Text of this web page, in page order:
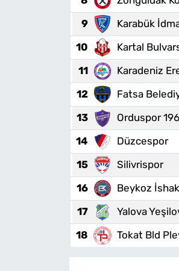
9
Karabük
10
Kartal
11
Karadeniz
12
Fatsa
13
Orduspor
14
Düzcespor
15
Silivrispor
16
Beykoz
17
Yalova
18
Tokat Bld